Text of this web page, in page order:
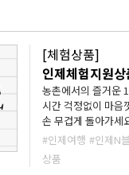
[체험상품]
인제체험지원
농촌에서의 즐거운 1박2일 인제 로컬 미식 축제 '인제N블루페스타'와 연계한 1박2일 상품 제 2회 '인제N
시간 걱정없이 마음껏 즐겨보세요!! 블루베리가 쏟아지는 로컬 축제💃🏻 다양한
손 무겁게 돌아가세요!! 🎁 축제를 마음껏 즐기고 가까운 체험마을로 GoGo!! 편안하게 쉬시고 농촌의 아침
않았던 농촌의 풍경이 펼쳐집니다. 🎇인제N블루페스타 축제 자유관람 🏠농촌
득바삭한 감자전 만들기 체험 2인 이하의 경우 숙박비 관계로 소정의 금액이 추가됩니다. 1인당
이 대체되거나 일
#인제여행 #인제N
상품